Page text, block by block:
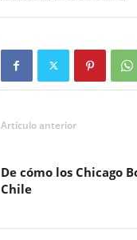
Artículo anterior
De cómo los Chicago
Chile